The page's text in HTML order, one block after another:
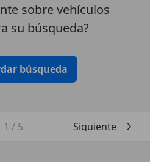
sobre vehículos
su búsqueda?
búsqueda
1 / 5 Siguiente